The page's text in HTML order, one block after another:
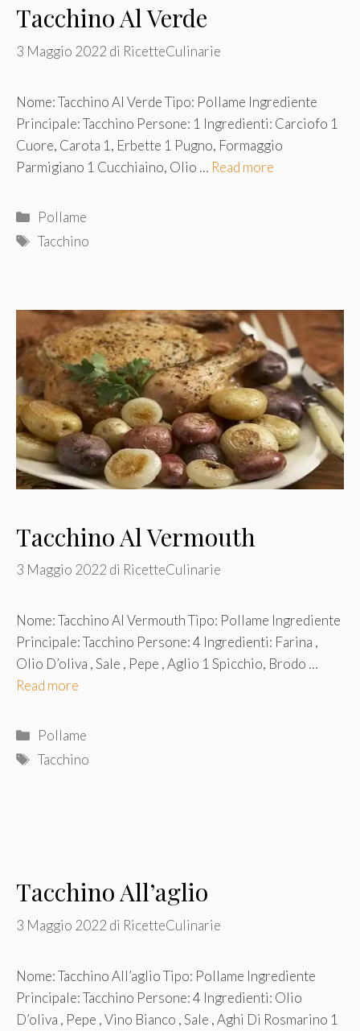
Tacchino Al Verde
3 Maggio 2022 di RicetteCulinarie
Nome: Tacchino Al Verde Tipo: Pollame Ingrediente
Principale: Tacchino Persone: 1 Ingredienti: Carciofo 1
Cuore, Carota 1, Erbette 1 Pugno, Formaggio
Parmigiano 1 Cucchiaino, Olio … Read more
Categorie
Pollame
Tag
Tacchino
Tacchino Al Vermouth
3 Maggio 2022 di RicetteCulinarie
Nome: Tacchino Al Vermouth Tipo: Pollame Ingrediente
Principale: Tacchino Persone: 4 Ingredienti: Farina ,
Olio D’oliva , Sale , Pepe , Aglio 1 Spicchio, Brodo …
Read more
Categorie
Pollame
Tag
Tacchino
Tacchino All’aglio
3 Maggio 2022 di RicetteCulinarie
Nome: Tacchino All’aglio Tipo: Pollame Ingrediente
Principale: Tacchino Persone: 4 Ingredienti: Olio
D’oliva , Pepe , Vino Bianco , Sale , Aghi Di Rosmarino 1